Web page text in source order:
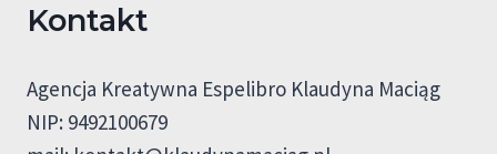
Kontakt
Agencja Kreatywna Espelibro Klaudyna Maciąg
NIP: 9492100679